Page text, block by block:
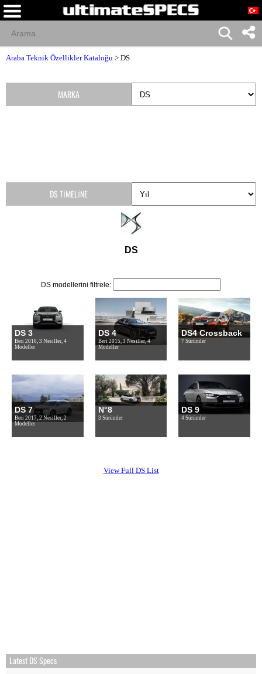
Araba Teknik Özellikler Kataloğu > DS
DS
DS modellerini filtrele:
DS 3
Beri 2016, 3 Nesiller, 4
Modeller
DS 4
Beri 2015, 3 Nesiller, 4
Modeller
DS4 Crossback
7 Sürümler
DS 7
Beri 2017, 2 Nesiller, 2
Modeller
N°8
3 Sürümler
DS 9
4 Sürümler
View Full DS List
Latest DS Specs
MARKA
DS TIMELINE